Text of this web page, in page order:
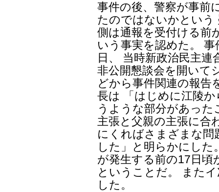
事件の後、警察が事前
たのではないかという
側は通報を受付ける前
いう事実を認めた。
日、 当時新政治民主
非公開懇談会を開いて
どから事件関連の報告
長は 「はじめに江陵
うような部分があった
主張と父親の主張に合
にくればさまざまな問
した」と明らかにした
が発生する前の17日
ということだ。 また
した。